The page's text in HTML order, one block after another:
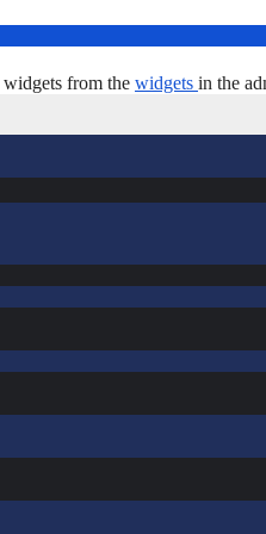
from the widgets in the